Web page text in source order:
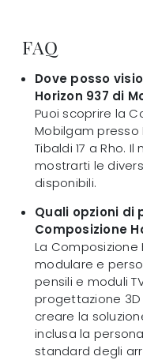
FAQ
Dove posso
Horizon 937 di
Puoi scoprire la
Mobilgam presso
Tibaldi 17 a Rho.
mostrarti le
disponibili.
Quali opzioni di
Composizione
La
modulare e
pensili e moduli
progettazione
creare la
inclusa la
standard degli